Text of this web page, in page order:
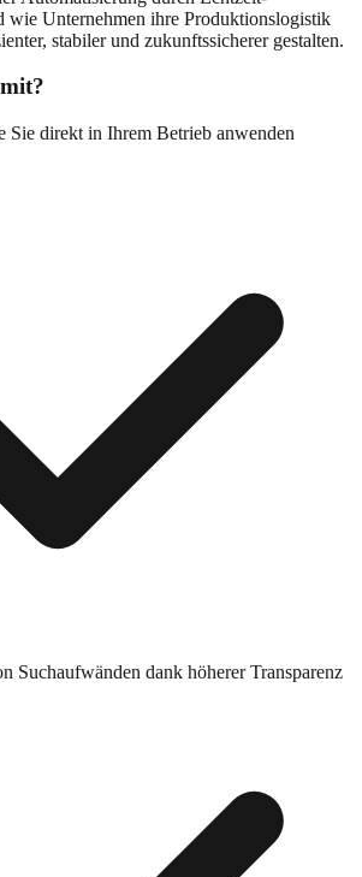
wie Unternehmen ihre Produktionslogistik
stabiler und zukunftssicherer gestalten.
Sie direkt in Ihrem Betrieb anwenden
Suchaufwänden dank höherer Transparenz